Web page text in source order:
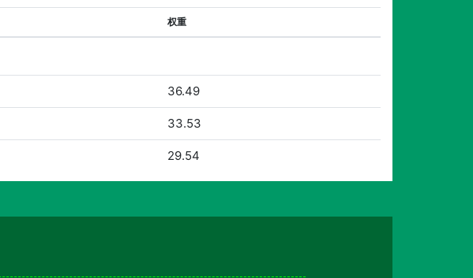
权重
36.49
33.53
29.54